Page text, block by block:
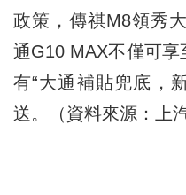
政策，傳祺M8領秀
通G10 MAX不僅可
有“大通補貼兜底，
送。（資料來源：上